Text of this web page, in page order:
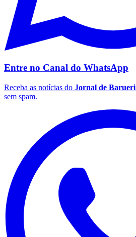
Entre no Canal do WhatsApp
Receba as notícias do Jornal de Barueri
sem spam.